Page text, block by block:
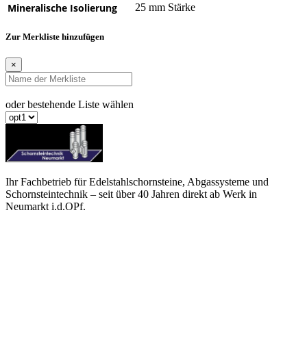
Mineralische Isolierung 25 mm Stärke
Zur Merkliste hinzufügen
×
oder bestehende Liste wählen
Ihr Fachbetrieb für Edelstahlschornsteine, Abgassysteme und
Schornsteintechnik – seit über 40 Jahren direkt ab Werk in
Neumarkt i.d.OPf.